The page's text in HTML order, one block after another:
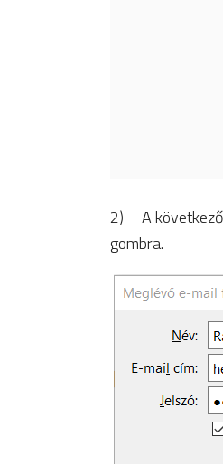
2) A következő
gombra.